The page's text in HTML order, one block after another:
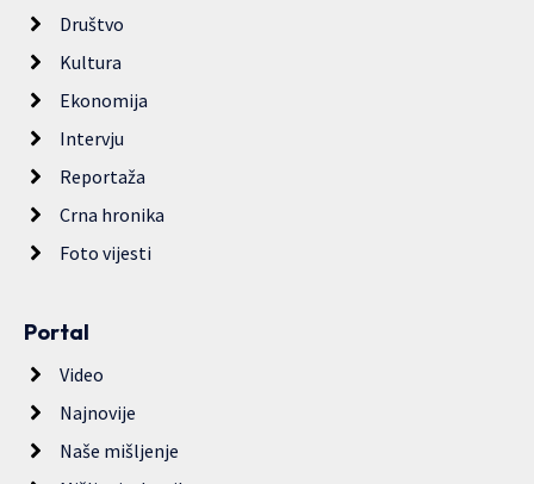
Društvo
Kultura
Ekonomija
Intervju
Reportaža
Crna hronika
Foto vijesti
Portal
Video
Najnovije
Naše mišljenje